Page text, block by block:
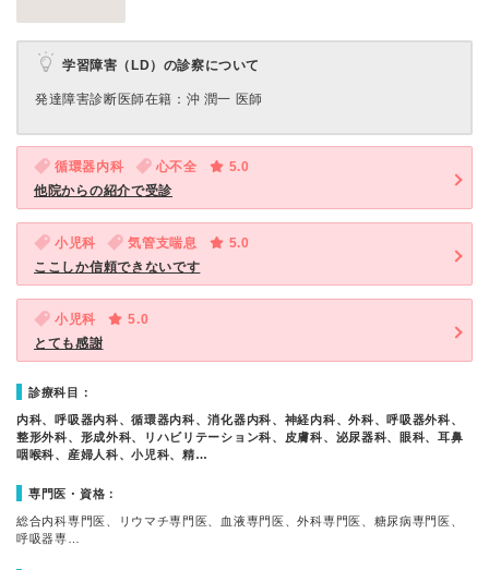
学習障害（LD）の診察について
発達障害診断医師在籍：沖 潤一 医師
循環器内科 心不全
5.0
他院からの紹介で受診
小児科 気管支喘息
5.0
ここしか信頼できないです
小児科
5.0
とても感謝
診療科目：
内科、呼吸器内科、循環器内科、消化器内科、神経内科、外科、呼吸器外科、
整形外科、形成外科、リハビリテーション科、皮膚科、泌尿器科、眼科、耳鼻
咽喉科、産婦人科、小児科、精…
専門医・資格：
総合内科専門医、リウマチ専門医、血液専門医、外科専門医、糖尿病専門医、
呼吸器専…